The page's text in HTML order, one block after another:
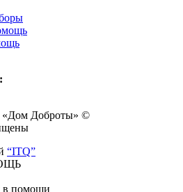
«Дом Доброты» ©
“ITQ”
в помощи